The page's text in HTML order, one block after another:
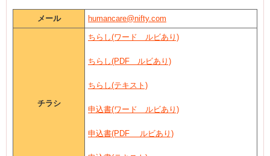
メール humancare@nifty.com
チラシ
ちらし(ワード ルビあり)
ちらし(PDF ルビあり)
ちらし(テキスト)
申込書(ワード ルビあり)
申込書(PDF ルビあり)